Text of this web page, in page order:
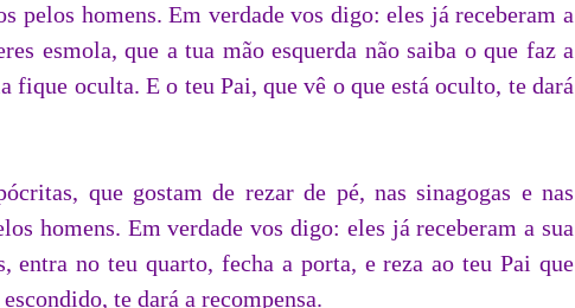
pelos homens. Em verdade vos digo: eles já receberam a
esmola, que a tua mão esquerda não saiba o que faz a
fique oculta. E o teu Pai, que vê o que está oculto, te dará
que gostam de rezar de pé, nas sinagogas e nas
homens. Em verdade vos digo: eles já receberam a sua
entra no teu quarto, fecha a porta, e reza ao teu Pai que
te dará a recompensa.